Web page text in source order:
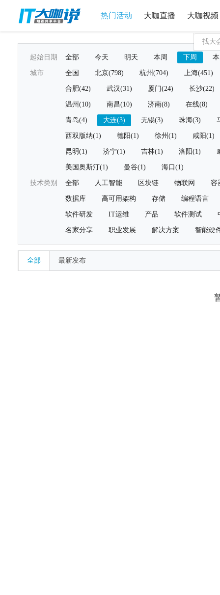
热门活动 大咖直播 大咖视频
起始日期 全部 今天 明天 本周 下周
城市 全国 北京(798) 杭州(704) 上海(451)
合肥(42) 武汉(31) 厦门(24) 长沙(22)
温州(10) 南昌(10) 济南(8) 在线(8)
青岛(4) 大连(3) 无锡(3) 珠海(3)
西双版纳(1) 德阳(1) 徐州(1) 咸阳(1)
昆明(1) 济宁(1) 吉林(1) 洛阳(1)
美国奥斯汀(1) 曼谷(1) 海口(1)
技术类别 全部 人工智能 区块链 物联网 容
数据库 高可用架构 存储 编程语言
软件研发 IT运维 产品 软件测试
名家分享 职业发展 解决方案 智能硬
全部 最新发布